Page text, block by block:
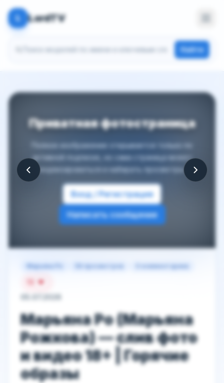
L LordTV
Найти
Приватная фотостраница
Полное изображение открывается только по
активной подписке, но сама страница может
индексироваться и набирать просмотры.
Вход / Регистрация
Написать сообщение
Марьяна Ро 56 просмотров 0 комментариев
Марьяна Ро (Марьяна
Рожкова) — слив фото
и видео 18+ | Горячие
образы